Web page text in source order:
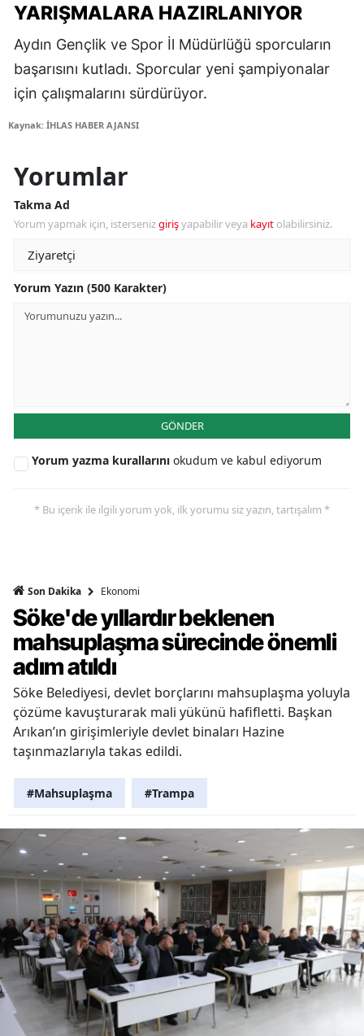
YARIŞMALARA HAZIRLANIYOR
Aydın Gençlik ve Spor İl Müdürlüğü sporcuların
başarısını kutladı. Sporcular yeni şampiyonalar
için çalışmalarını sürdürüyor.
Kaynak: İHLAS HABER AJANSI
Yorumlar
Takma Ad
Yorum yapmak için, istersenizgirişyapabilir veya kayıt olabilirsiniz.
Yorum Yazın (500 Karakter)
GÖNDER
Yorum yazma kurallarını okudum ve kabul ediyorum
* Bu içerik ile ilgili yorum yok, ilk yorumu siz yazın, tartışalım *
Son Dakika Ekonomi
Söke'de yıllardır beklenen
mahsuplaşma sürecinde önemli
adım atıldı
Söke Belediyesi, devlet borçlarını mahsuplaşma yoluyla
çözüme kavuşturarak mali yükünü hafifletti. Başkan
Arıkan’ın girişimleriyle devlet binaları Hazine
taşınmazlarıyla takas edildi.
#Mahsuplaşma #Trampa